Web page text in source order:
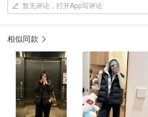
暂无评论，打开App写评论
相似同款